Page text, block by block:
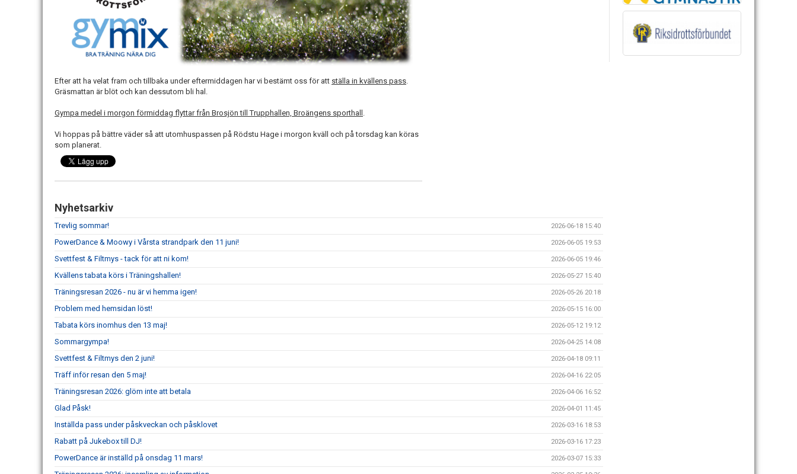
Efter att ha velat fram och tillbaka under eftermiddagen har vi bestämt oss för att ställa in kvällens pass
Gräsmattan är blöt och kan dessutom bli hal.
Gympa medel i morgon förmiddag flyttar från Brosjön till Trupphallen, Broängens sporthall
Vi hoppas på bättre väder så att utomhuspassen på Rödstu Hage i morgon kväll och på torsdag kan köras
som planerat.
Nyhetsarkiv
Trevlig sommar! 2026-06-18 15:40
PowerDance & Moowy i Vårsta strandpark den 11 juni! 2026-06-05 19:53
Svettfest & Filtmys - tack för att ni kom! 2026-06-05 19:46
Kvällens tabata körs i Träningshallen! 2026-05-27 15:40
Träningsresan 2026 - nu är vi hemma igen! 2026-05-26 20:18
Problem med hemsidan löst! 2026-05-15 16:00
Tabata körs inomhus den 13 maj! 2026-05-12 19:12
Sommargympa! 2026-04-25 14:08
Svettfest & Filtmys den 2 juni! 2026-04-18 09:11
Träff inför resan den 5 maj! 2026-04-16 22:05
Träningsresan 2026: glöm inte att betala 2026-04-06 16:52
Glad Påsk! 2026-04-01 11:45
Inställda pass under påskveckan och påsklovet 2026-03-16 18:53
Rabatt på Jukebox till DJ! 2026-03-16 17:23
PowerDance är inställd på onsdag 11 mars! 2026-03-07 15:33